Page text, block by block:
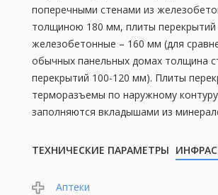
поперечными стенами из
толщиною 180 мм, плиты перекрытий
железобетонные – 160 мм (для
обычных панельных домах толщина
перекрытий 100-120 мм). Плиты
терморазъемы по наружному
заполняются вкладышами из
ТЕХНИЧЕСКИЕ ПАРАМЕТРЫ
Аптеки